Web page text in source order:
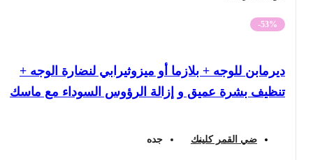
-53%
ديرمابن للوجه + بلازما أو ميزوثيرابي لنضارة الوجه +
تنظيف بشرة عميق و إزالة الرؤوس السوداء مع ماسك
ضي القمر كلينك جده